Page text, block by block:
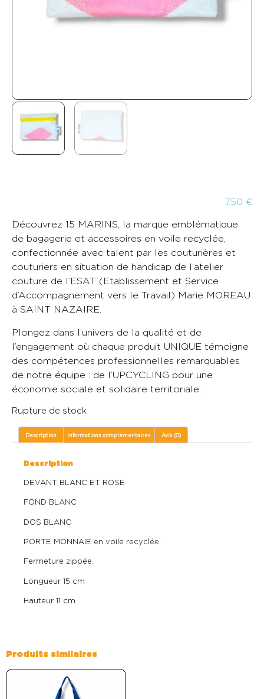
7,50 €
Découvrez 15 MARINS, la marque emblématique
de bagagerie et accessoires en voile recyclée,
confectionnée avec talent par les couturières et
couturiers en situation de handicap de l’atelier
couture de l’ESAT (Etablissement et Service
d’Accompagnement vers le Travail) Marie MOREAU
à SAINT NAZAIRE.
Plongez dans l’univers de la qualité et de
l’engagement où chaque produit UNIQUE témoigne
des compétences professionnelles remarquables
de notre équipe : de l’UPCYCLING pour une
économie sociale et solidaire territoriale.
Rupture de stock
Description Informations complémentaires Avis (0)
Description
DEVANT BLANC ET ROSE
FOND BLANC
DOS BLANC
PORTE MONNAIE en voile recyclée.
Fermeture zippée.
Longueur 15 cm
Hauteur 11 cm
Produits similaires